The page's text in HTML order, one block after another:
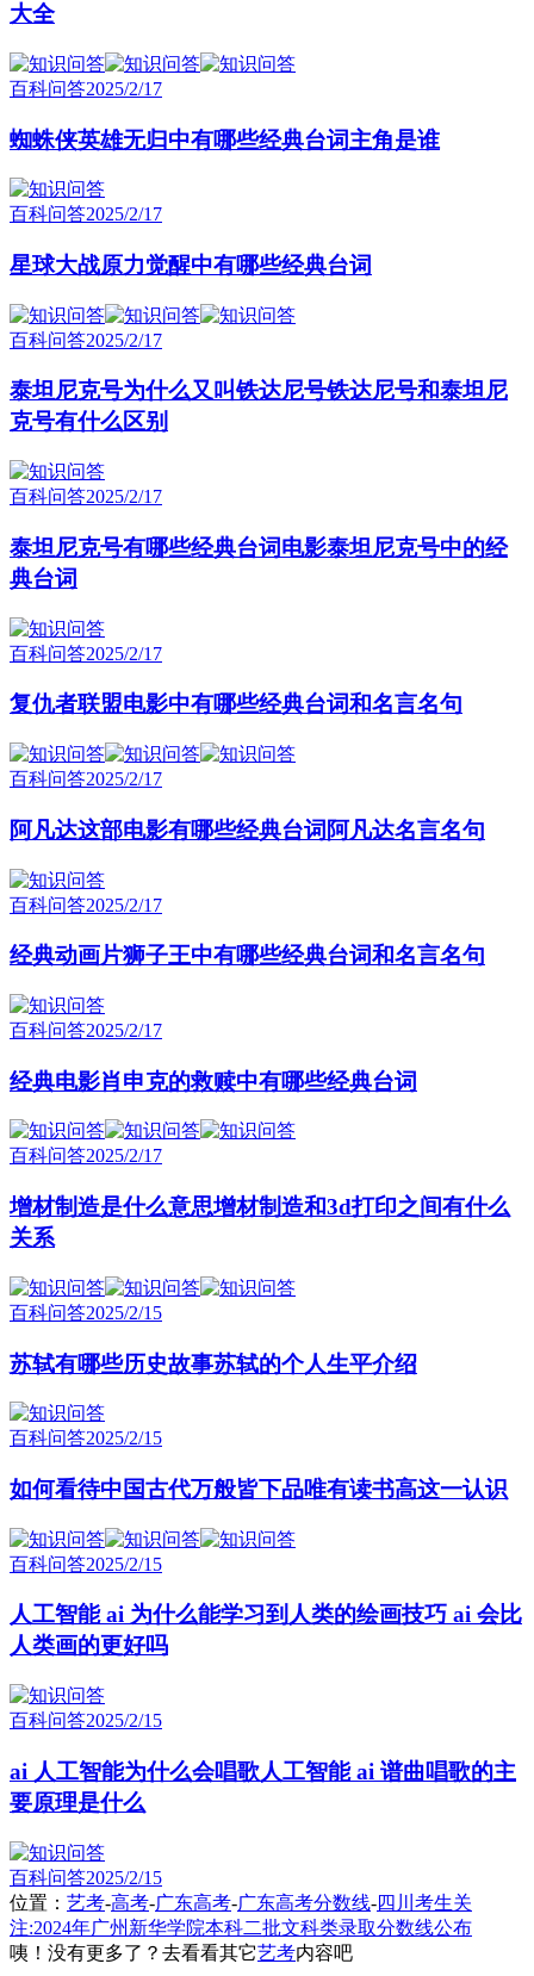
大全
百科问答2025/2/17
蜘蛛侠英雄无归中有哪些经典台词主角是谁
百科问答2025/2/17
星球大战原力觉醒中有哪些经典台词
百科问答2025/2/17
泰坦尼克号为什么又叫铁达尼号铁达尼号和泰坦尼
克号有什么区别
百科问答2025/2/17
泰坦尼克号有哪些经典台词电影泰坦尼克号中的经
典台词
百科问答2025/2/17
复仇者联盟电影中有哪些经典台词和名言名句
百科问答2025/2/17
阿凡达这部电影有哪些经典台词阿凡达名言名句
百科问答2025/2/17
经典动画片狮子王中有哪些经典台词和名言名句
百科问答2025/2/17
经典电影肖申克的救赎中有哪些经典台词
百科问答2025/2/17
增材制造是什么意思增材制造和3d打印之间有什么
关系
百科问答2025/2/15
苏轼有哪些历史故事苏轼的个人生平介绍
百科问答2025/2/15
如何看待中国古代万般皆下品唯有读书高这一认识
百科问答2025/2/15
人工智能 ai 为什么能学习到人类的绘画技巧 ai 会比
人类画的更好吗
百科问答2025/2/15
ai 人工智能为什么会唱歌人工智能 ai 谱曲唱歌的主
要原理是什么
百科问答2025/2/15
位置： 艺考-高考-广东高考-广东高考分数线-四川考生关
注:2024年广州新华学院本科二批文科类录取分数线公布
咦！没有更多了？去看看其它艺考内容吧